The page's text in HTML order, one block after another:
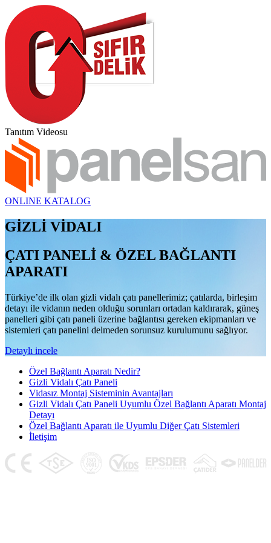
Tanıtım Videosu
ONLINE KATALOG
GİZLİ VİDALI
ÇATI PANELİ & ÖZEL BAĞLANTI
APARATI
Türkiye’de ilk olan gizli vidalı çatı panellerimiz; çatılarda, birleşim
detayı ile vidanın neden olduğu sorunları ortadan kaldırarak, güneş
panelleri gibi çatı paneli üzerine bağlantısı gereken ekipmanları ve
sistemleri çatı panelini delmeden sorunsuz kurulumunu sağlıyor.
Detaylı incele
Özel Bağlantı Aparatı Nedir?
Gizli Vidalı Çatı Paneli
Vidasız Montaj Sisteminin Avantajları
Gizli Vidalı Çatı Paneli Uyumlu Özel Bağlantı Aparatı Montaj
Detayı
Özel Bağlantı Aparatı ile Uyumlu Diğer Çatı Sistemleri
İletişim